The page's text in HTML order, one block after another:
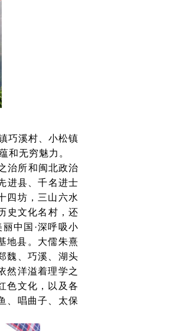
巧溪村、小松镇
和无穷魅力。
治所和闽北政治
进县、千名进士
四坊，三山六水
史文化名村，还
中国·深呼吸小
地县。大儒朱熹
魏、巧溪、湖头
然洋溢着理学之
色文化，以及各
、唱曲子、太保